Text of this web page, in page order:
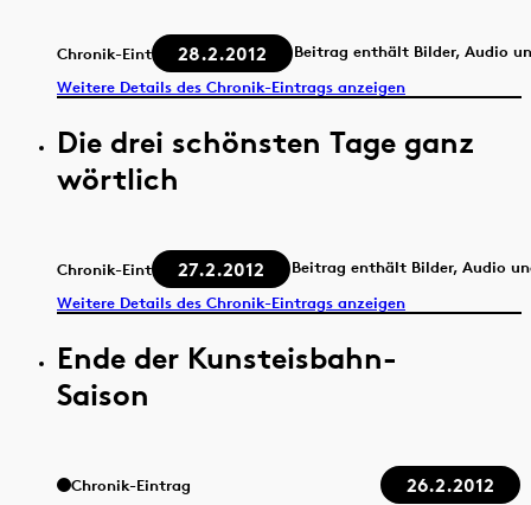
Chronik-Eintrag 28.2.2012
Beitrag enthält Bilder, Audio
Weitere Details des Chronik-Eintrags anzeigen
Die drei schönsten Tage ganz
wörtlich
Chronik-Eintrag 27.2.2012
Beitrag enthält Bilder, Audio
Weitere Details des Chronik-Eintrags anzeigen
Ende der Kunsteisbahn-
Saison
Chronik-Eintrag 26.2.2012